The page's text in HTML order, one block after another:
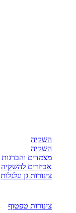
השקיה
השקיה
מצמדים והברגות
אביזרים להשקיה
צינורות גן וגלגלות
צינורות טפטוף